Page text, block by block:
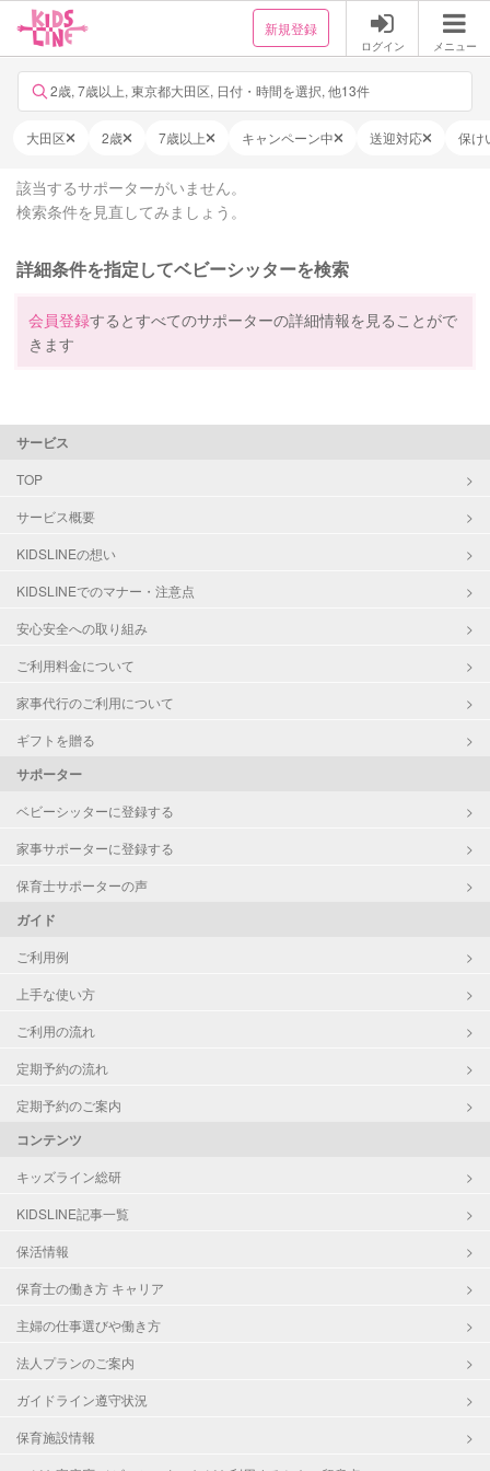
新規登録
ログイン メニュー
2歳, 7歳以上, 東京都大田区, 日付・時間を選択, 他13件
大田区 2歳 7歳以上 キャンペーン中 送迎対応 保け
該当するサポーターがいません。
検索条件を見直してみましょう。
詳細条件を指定してベビーシッターを検索
会員登録するとすべてのサポーターの詳細情報を見ることがで
きます
サービス
TOP
サービス概要
KIDSLINEの想い
KIDSLINEでのマナー・注意点
安心安全への取り組み
ご利用料金について
家事代行のご利用について
ギフトを贈る
サポーター
ベビーシッターに登録する
家事サポーターに登録する
保育士サポーターの声
ガイド
ご利用例
上手な使い方
ご利用の流れ
定期予約の流れ
定期予約のご案内
コンテンツ
キッズライン総研
KIDSLINE記事一覧
保活情報
保育士の働き方 キャリア
主婦の仕事選びや働き方
法人プランのご案内
ガイドライン遵守状況
保育施設情報